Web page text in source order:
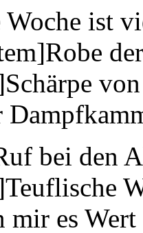
Woche ist
bei den
mir es